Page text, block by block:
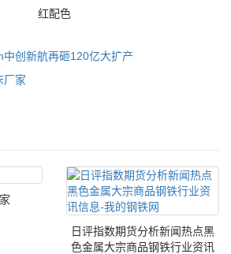
红配色
中创新航再砸120亿大扩产‌‌
厂家
日评指数期货分析新闻热点黑
色金属大宗商品钢铁行业资讯